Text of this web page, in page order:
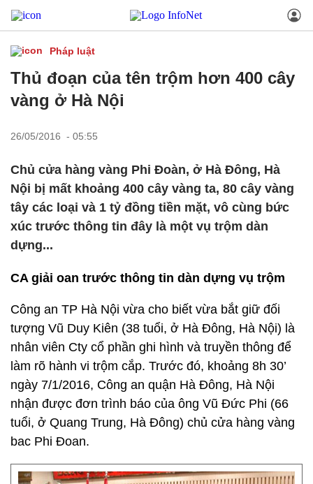
Pháp luật
Thủ đoạn của tên trộm hơn 400 cây
vàng ở Hà Nội
26/05/2016 - 05:55
Chủ cửa hàng vàng Phi Đoàn, ở Hà Đông, Hà
Nội bị mất khoảng 400 cây vàng ta, 80 cây vàng
tây các loại và 1 tỷ đồng tiền mặt, vô cùng bức
xúc trước thông tin đây là một vụ trộm dàn
dựng...
CA giải oan trước thông tin dàn dựng vụ trộm
Công an TP Hà Nội vừa cho biết vừa bắt giữ đối
tượng Vũ Duy Kiên (38 tuổi, ở Hà Đông, Hà Nội) là
nhân viên Cty cổ phần ghi hình và truyền thông để
làm rõ hành vi trộm cắp. Trước đó, khoảng 8h 30’
ngày 7/1/2016, Công an quận Hà Đông, Hà Nội
nhận được đơn trình báo của ông Vũ Đức Phi (66
tuổi, ở Quang Trung, Hà Đông) chủ cửa hàng vàng
bac Phi Đoan.